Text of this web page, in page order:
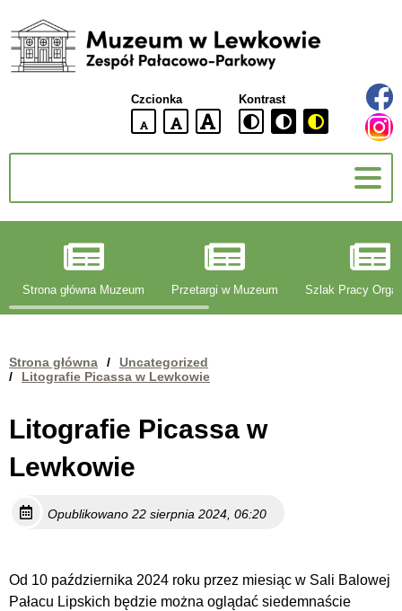
Muzeum
w
Czcionka
domyślna
czcionki
większa
czcionki
największa
czcionka
Kontrast
Strona główna Muzeum Przetargi w Muzeum Szlak Pracy
Strona główna /
Uncategorized
/
Litografie Picassa w Lewkowie
Litografie Picassa w
Lewkowie
Opublikowano 22 sierpnia 2024, 06:20
Od 10 października 2024 roku przez miesiąc w Sali Balowej
Pałacu Lipskich będzie można oglądać siedemnaście